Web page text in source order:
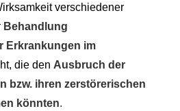
verschiedener
Behandlung
Erkrankungen im
die den Ausbruch der
bzw. ihren zerstörerischen
könnten.